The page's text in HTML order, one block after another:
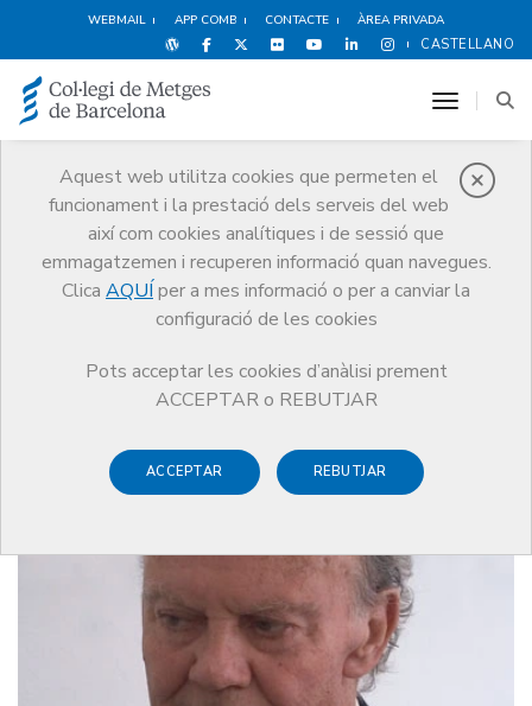
WEBMAIL APP COMB CONTACTE ÀREA PRIVADA
CASTELLANO
Aquest web utilitza cookies que permeten el
funcionament i la prestació dels serveis del web
així com cookies analítiques i de sessió que
emmagatzemen i recuperen informació quan navegues.
Clica AQUÍ per a mes informació o per a canviar la
configuració de les cookies
Pots acceptar les cookies d’anàlisi prement
ACCEPTAR o REBUTJAR
ACCEPTAR REBUTJAR
toggle
Obituaris
Obituaris Antonio Caralps Riera